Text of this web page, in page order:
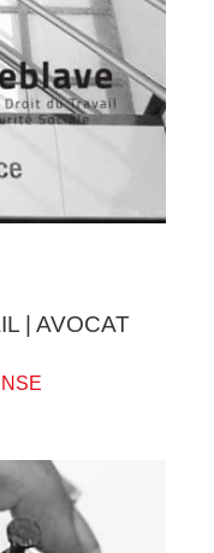
| AVOCAT